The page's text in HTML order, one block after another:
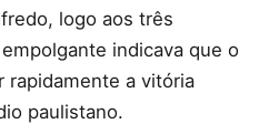
logo aos três
indicava que o
rapidamente a vitória
paulistano.